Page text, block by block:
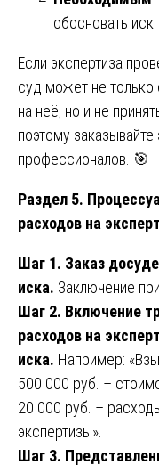
обосновать иск.
Если экспертиза
суд может не только
на неё, но и не
поэтому заказывайте
профессионалов. 🎯
Раздел 5.
расходов на
Шаг 1. Заказ
иска. Заключение
Шаг 2. Включение
расходов на
иска. Например:
500 000 руб. –
20 000 руб. –
экспертизы».
Шаг 3.